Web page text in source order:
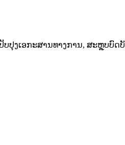
ບປຸງເອກະສານທາງການ, ສະຫຼຸບ